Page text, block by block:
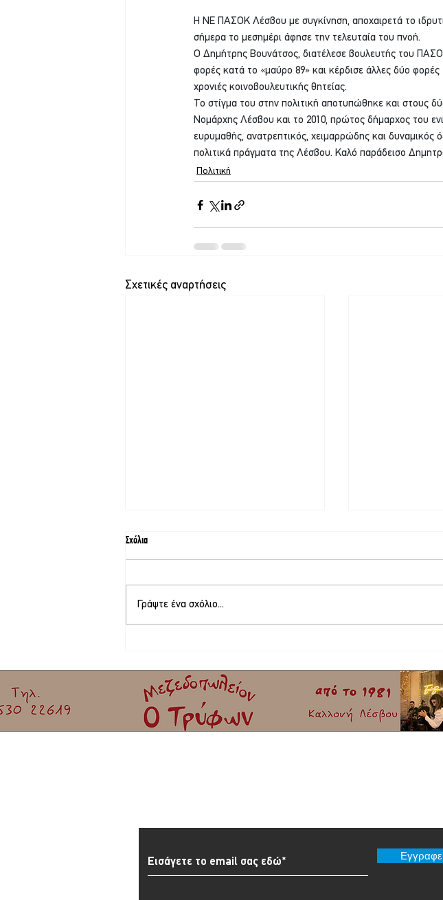
Η ΝΕ ΠΑΣΟΚ Λέσβου με συγκίνηση, αποχαιρετά το
σήμερα το μεσημέρι άφησε την τελευταία του πνοή.
Ο Δημήτρης Βουνάτσος, διατέλεσε βουλευτής του
φορές κατά το «μαύρο 89» και κέρδισε άλλες δύο
χρονιές κοινοβουλευτικής θητείας.
Το στίγμα του στην πολιτική αποτυπώθηκε και στους
Νομάρχης Λέσβου και το 2010, πρώτος δήμαρχος του
ευρυμαθής, ανατρεπτικός, χειμαρρώδης και δυναμικός
πολιτικά πράγματα της Λέσβου. Καλό παράδεισο
Πολιτική
Σχετικές αναρτήσεις
συμβουλίου ο
Σχόλια
Γράψτε ένα σχόλιο...